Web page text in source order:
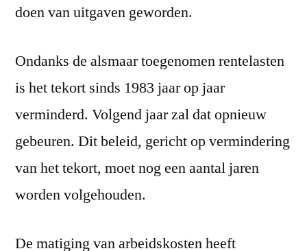
doen van uitgaven geworden.
Ondanks de alsmaar toegenomen rentelasten
is het tekort sinds 1983 jaar op jaar
verminderd. Volgend jaar zal dat opnieuw
gebeuren. Dit beleid, gericht op vermindering
van het tekort, moet nog een aantal jaren
worden volgehouden.
De matiging van arbeidskosten heeft